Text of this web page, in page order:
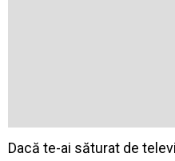
Dacă te-ai săturat de